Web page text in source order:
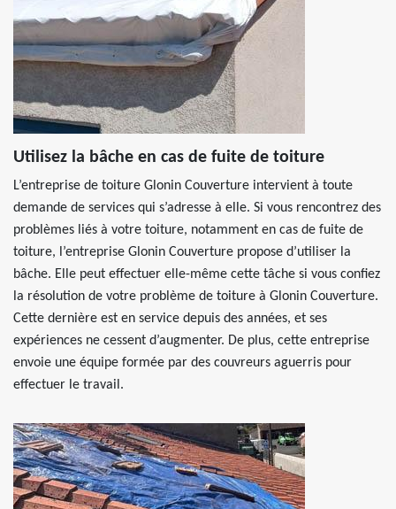
Utilisez la bâche en cas de fuite de toiture
L’entreprise de toiture Glonin Couverture intervient à toute
demande de services qui s’adresse à elle. Si vous rencontrez des
problèmes liés à votre toiture, notamment en cas de fuite de
toiture, l’entreprise Glonin Couverture propose d’utiliser la
bâche. Elle peut effectuer elle-même cette tâche si vous confiez
la résolution de votre problème de toiture à Glonin Couverture.
Cette dernière est en service depuis des années, et ses
expériences ne cessent d’augmenter. De plus, cette entreprise
envoie une équipe formée par des couvreurs aguerris pour
effectuer le travail.